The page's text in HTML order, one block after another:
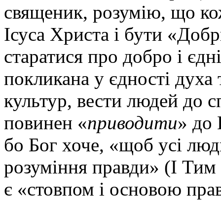
священик, розумію, що
Ісуса Христа і бути
старатися про добро і
покликана у єдності духа
культур, вести людей до
повинен «приводити» до
бо Бог хоче, «щоб усі
розуміння правди» (І
є «стовпом і основою